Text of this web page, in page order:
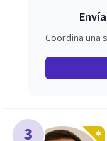
Coordina una
3